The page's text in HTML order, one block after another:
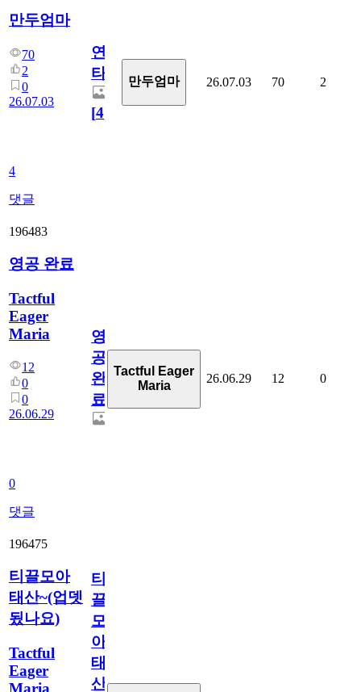
만두엄마
70
2
0
26.07.03
4
댓글
연
타
[4]
만두엄마 26.07.03 70 2
196483
영공 완료
Tactful
Eager
Maria
12
0
0
26.06.29
0
댓글
영
공
완
료
Tactful Eager
Maria
26.06.29 12 0
196475
티끌모아
태산~(업뎃
됬나요)
Tactful
Eager
Maria
티
끌
모
아
태
산